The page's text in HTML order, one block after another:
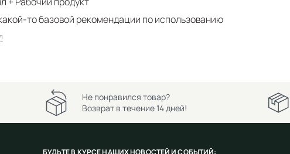
то базовой рекомендации по использованию
Не понравился товар?
Возврат в течение 14 дней!
БУДЬТЕ В КУРСЕ НАШИХ НОВОСТЕЙ И СОБЫТИЙ: